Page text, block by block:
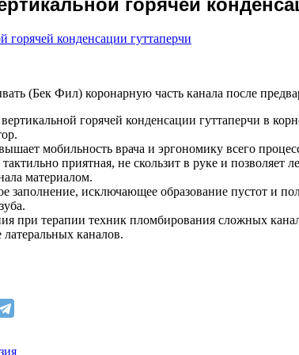
горячей
(Бек Фил) коронарную часть канала после
горячей конденсации гуттаперчи в
мобильность врача и эргономику всего
приятная, не скользит в руке и
материалом.
заполнение, исключающее образование пустот и
при терапии техник пломбирования сложных
каналов.